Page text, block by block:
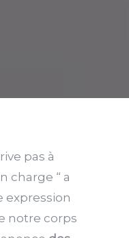
pas à
charge “ a
expression
notre corps